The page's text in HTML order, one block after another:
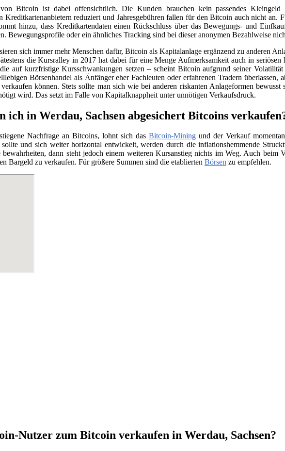
Bitcoin ist dabei offensichtlich. Die Kunden brauchen kein passendes Kleingeld
Kreditkartenanbietern reduziert und Jahresgebühren fallen für den Bitcoin auch nicht an.
hinzu, dass Kreditkartendaten einen Rückschluss über das Bewegungs- und
Bewegungsprofile oder ein ähnliches Tracking sind bei dieser anonymen Bezahlweise
sich immer mehr Menschen dafür, Bitcoin als Kapitalanlage ergänzend zu anderen
die Kursralley in 2017 hat dabei für eine Menge Aufmerksamkeit auch in
auf kurzfristige Kursschwankungen setzen – scheint Bitcoin aufgrund seiner
Börsenhandel als Änfänger eher Fachleuten oder erfahrenen Tradern überlassen,
können. Stets sollte man sich wie bei anderen riskanten Anlageformen
wird. Das setzt im Falle von Kapitalknappheit unter unnötigen Verkaufsdruck.
ich in Werdau, Sachsen abgesichert Bitcoins
Nachfrage an Bitcoins, lohnt sich das Bitcoin-Mining und der Verkauf
sollte und sich weiter horizontal entwickelt, werden durch die inflationshemmende
dann steht jedoch einem weiteren Kursanstieg nichts im Weg. Auch beim
Bargeld zu verkaufen. Für größere Summen sind die etablierten Börsen zu empfehlen.
Nutzer zum Bitcoin verkaufen in Werdau, Sachsen?